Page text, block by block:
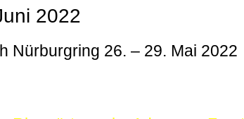
2022
Nürburgring 26. – 29. Mai 2022